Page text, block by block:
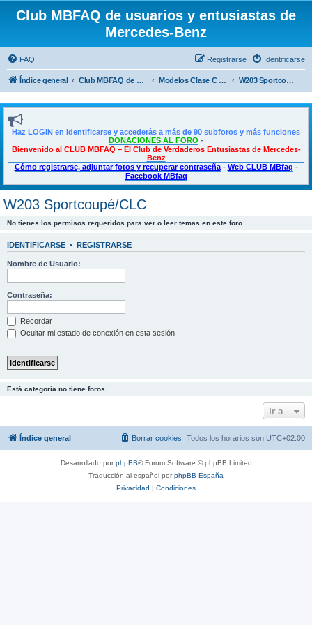
Club MBFAQ de usuarios y entusiastas de
Mercedes-Benz
FAQ Identificarse
Registrarse
Índice general Club MBFAQ de usuarios y entusiastas de Mercedes Benz Modelos Clase C - C Coupé - CLE W203 Sportcoupé/CLC
Haz LOGIN en Identificarse y accederás a más de 90 subforos y más funciones
DONACIONES AL FORO -
Bienvenido al CLUB MBFAQ – El Club de Verdaderos Entusiastas de Mercedes-
Benz
Cómo registrarse, adjuntar fotos y recuperar contraseña- Web CLUB MBfaq -
Facebook MBfaq
W203 Sportcoupé/CLC
No tienes los permisos requeridos para ver o leer temas en este foro.
IDENTIFICARSE • REGISTRARSE
Nombre de Usuario:
Contraseña:
Recordar
Ocultar mi estado de conexión en esta sesión
Está categoría no tiene foros.
Ir a
Índice general Todos los horarios son UTC+02:00
Borrar cookies
Desarrollado porphpBB® Forum Software © phpBB Limited
Traducción al español porphpBB España
Privacidad | Condiciones